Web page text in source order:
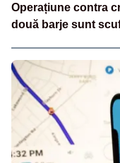
Operațiune contra
două barje sunt